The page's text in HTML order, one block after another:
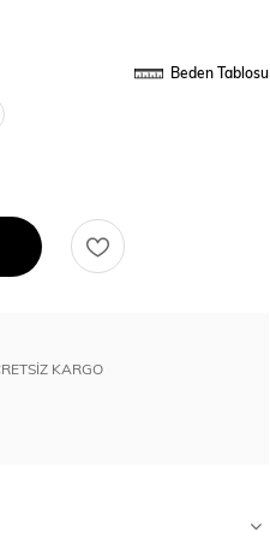
Beden Tablosu
KARGO